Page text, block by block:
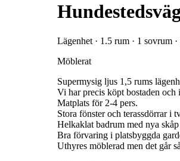
Lägenhet · 1.5 rum · 1 sovrum ·
Möblerat
Supermysig ljus 1,5 rums
Vi har precis köpt bostaden
Matplats för 2-4 pers.
Stora fönster och terassdörrar i
Helkaklat badrum med nya
Bra förvaring i platsbyggda
Uthyres möblerad men det går